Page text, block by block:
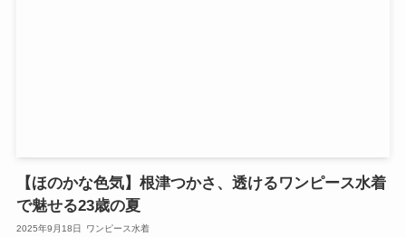
【ほのかな色気】根津つかさ、透けるワンピース水着
で魅せる23歳の夏
2025年9月18日 ワンピース水着